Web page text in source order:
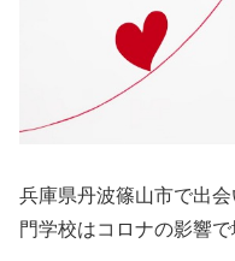
兵庫県丹波篠山市で出
門学校はコロナの影響